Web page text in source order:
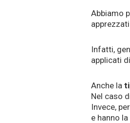
Abbiamo
Infatti,
applicati
Anche la
Nel caso
Invece,
e hanno